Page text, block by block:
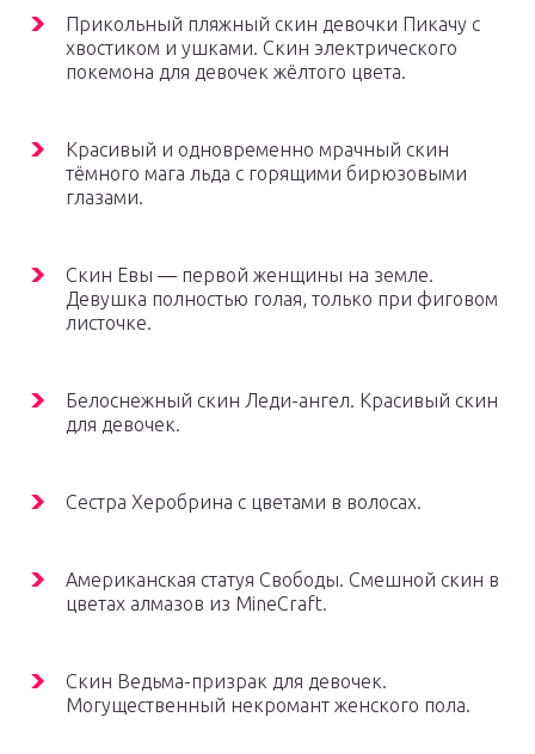
Прикольный пляжный скин девочки Пикачу с
хвостиком и ушками. Скин электрического
покемона для девочек жёлтого цвета.
Красивый и одновременно мрачный скин
тёмного мага льда с горящими бирюзовыми
глазами.
Скин Евы — первой женщины на земле.
Девушка полностью голая, только при фиговом
листочке.
Белоснежный скин Леди-ангел. Красивый скин
для девочек.
Сестра Херобрина с цветами в волосах.
Американская статуя Свободы. Смешной скин в
цветах алмазов из MineCraft.
Скин Ведьма-призрак для девочек.
Могущественный некромант женского пола.